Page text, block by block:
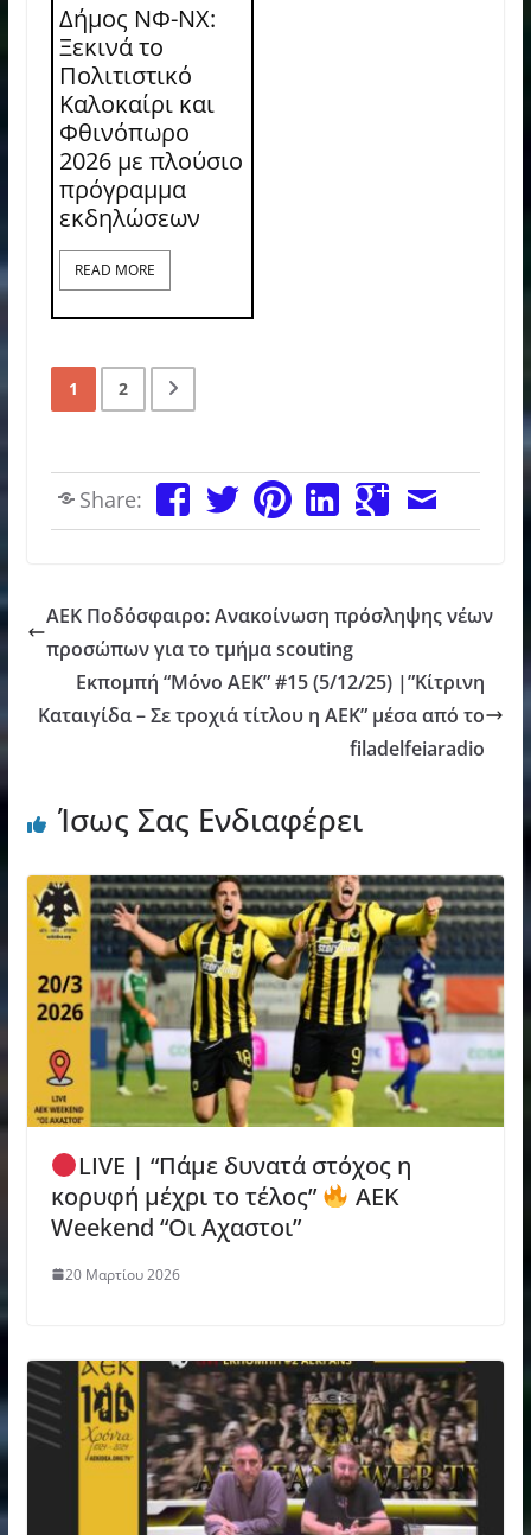
Δήμος ΝΦ-ΝΧ:
Ξεκινά το
Πολιτιστικό
Καλοκαίρι και
Φθινόπωρο
2026 με πλούσιο
πρόγραμμα
εκδηλώσεων
READ MORE
1 2
Share:
ΑΕΚ Ποδόσφαιρο: Ανακοίνωση πρόσληψης νέων
προσώπων για το τμήμα scouting
Εκπομπή “Μόνο ΑΕΚ” #15 (5/12/25) |”Κίτρινη
Καταιγίδα – Σε τροχιά τίτλου η ΑΕΚ” μέσα από το
filadelfeiaradio
Ίσως Σας Ενδιαφέρει
LIVE | “Πάμε δυνατά στόχος η
κορυφή μέχρι το τέλος”
AEK
Weekend “Οι Αχαστοι”
20 Μαρτίου 2026